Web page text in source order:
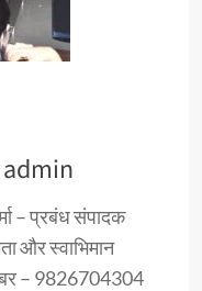
admin
– प्रबंध संपादक
और स्वाभिमान
– 9826704304